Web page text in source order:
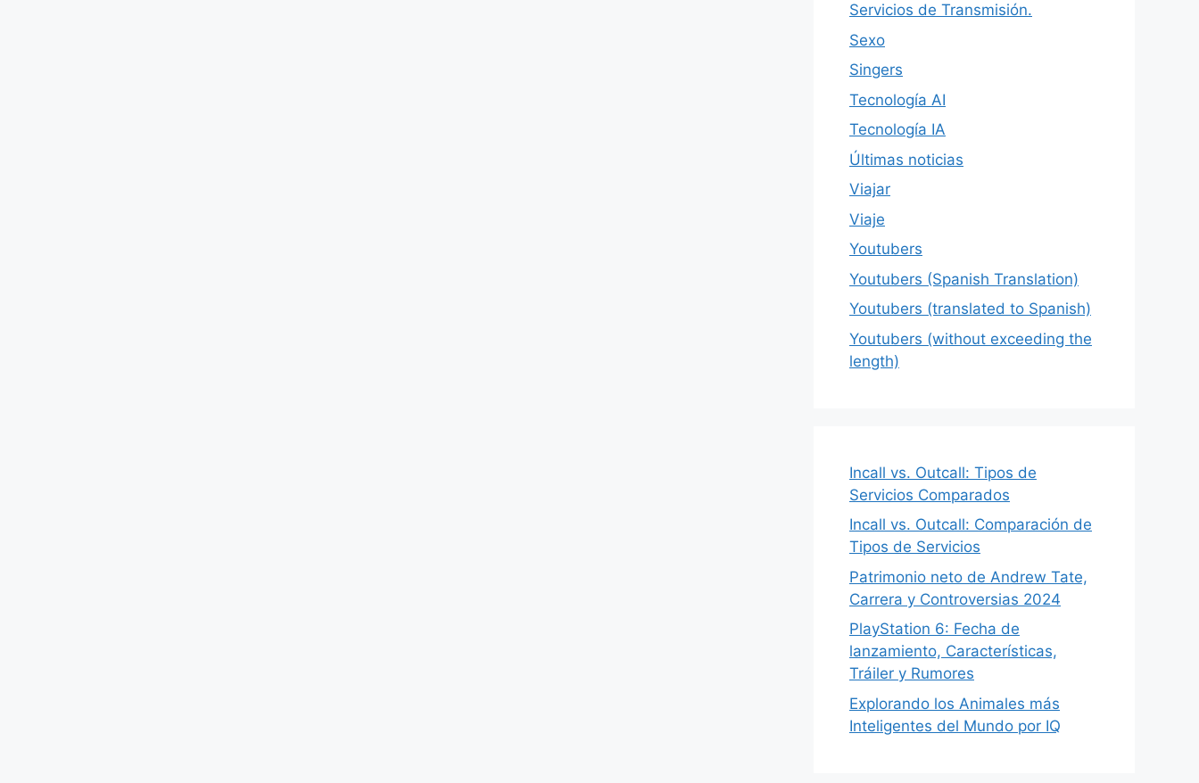
Servicios de Transmisión.
Sexo
Singers
Tecnología AI
Tecnología IA
Últimas noticias
Viajar
Viaje
Youtubers
Youtubers (Spanish Translation)
Youtubers (translated to Spanish)
Youtubers (without exceeding the
length)
Incall vs. Outcall: Tipos de
Servicios Comparados
Incall vs. Outcall: Comparación de
Tipos de Servicios
Patrimonio neto de Andrew Tate,
Carrera y Controversias 2024
PlayStation 6: Fecha de
lanzamiento, Características,
Tráiler y Rumores
Explorando los Animales más
Inteligentes del Mundo por IQ